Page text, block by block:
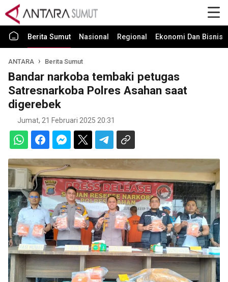
Berita Sumut Nasional Regional Ekonomi Dan Bisnis
ANTARA Berita Sumut
Bandar narkoba tembaki petugas
Satresnarkoba Polres Asahan saat
digerebek
Jumat, 21 Februari 2025 20:31